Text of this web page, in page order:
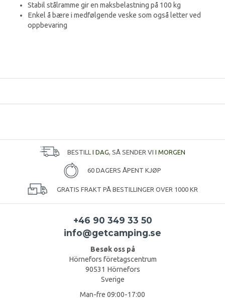
Stabil stålramme gir en maksbelastning på 100 kg
Enkel å bære i medfølgende veske som også letter ved
oppbevaring
BESTILL I DAG , SÅ SENDER VI I MORGEN
60 DAGERS ÅPENT KJØP
GRATIS FRAKT PÅ BESTILLINGER OVER 1000 KR
+46 90 349 33 50
info@getcamping.se
Besøk oss på
Hörnefors företagscentrum
90531 Hörnefors
Sverige
Man-fre 09:00-17:00